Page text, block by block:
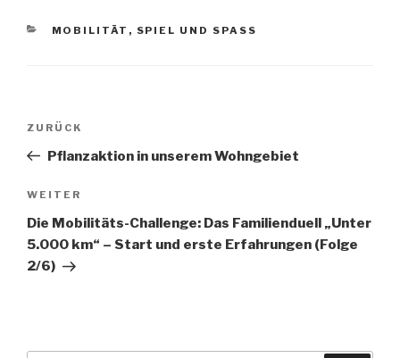
KATEGORIEN
MOBILITÄT , SPIEL UND SPASS
Beitragsnavigation
Vorheriger
Beitrag
ZURÜCK
Pflanzaktion in unserem Wohngebiet
Nächster
Beitrag
WEITER
Die Mobilitäts-Challenge: Das Familienduell „Unter
5.000 km“ – Start und erste Erfahrungen (Folge
2/6)